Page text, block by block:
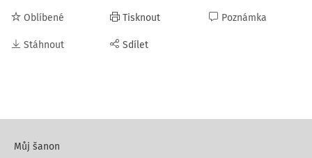
Oblíbené
Stáhnout
Tisknout
Sdílet
Poznámka
Můj šanon